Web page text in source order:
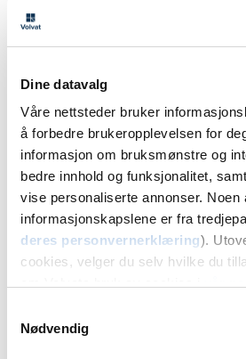
Dine datavalg
Våre nettsteder bruker
å forbedre brukeropplevelsen for
informasjon om bruksmønstre og
bedre innhold og funksjonalitet, samt
vise personaliserte annonser. Noen
informasjonskapslene er fra
deres personvernerklæring).
cookies, velger du selv hvilke du
Nødvendig
etterpå
Livsstilsoppfølging ved behov
Høyt blodtrykk menn
Hos menn stiger blodtrykket
kvinner – allerede i 30–40-årene.
Blodtrykkøkningen er nært
særlig faktorer som stress,
søvnforstyrrelser. Mange menn
metabolsk syndrom eller
Sjekke blodtrykket ditt, selv
og spesielt hvis det forekommer